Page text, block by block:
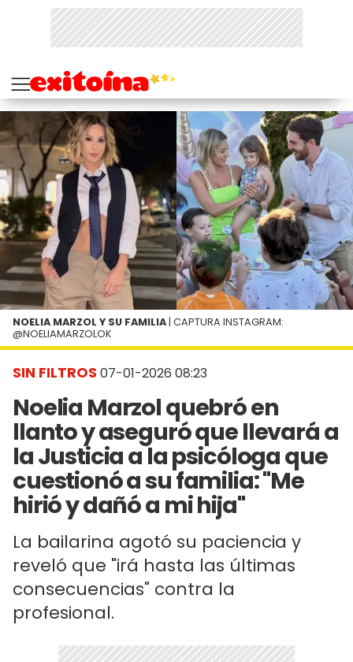
SIN FILTROS 07-01-2026 08:23
Noelia Marzol quebró en
llanto y aseguró que llevará a
la Justicia a la psicóloga que
cuestionó a su familia: "Me
hirió y dañó a mi hija"
La bailarina agotó su paciencia y
reveló que "irá hasta las últimas
consecuencias" contra la
profesional.
NOELIA MARZOL Y SU FAMILIA | CAPTURA INSTAGRAM:
@NOELIAMARZOLOK